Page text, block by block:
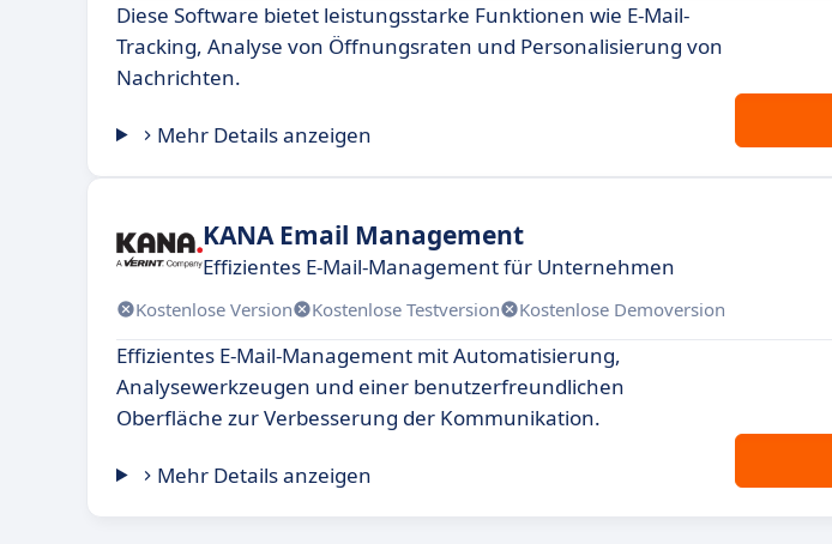
Diese Software bietet leistungsstarke Funktionen wie E-Mail-
Tracking, Analyse von Öffnungsraten und Personalisierung von
Nachrichten.
Mehr Details anzeigen
KANA Email Management
Effizientes E-Mail-Management für Unternehmen
Kostenlose Version Kostenlose Testversion Kostenlose Demoversion
Effizientes E-Mail-Management mit Automatisierung,
Analysewerkzeugen und einer benutzerfreundlichen
Oberfläche zur Verbesserung der Kommunikation.
Mehr Details anzeigen